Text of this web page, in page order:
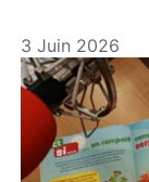
3 Juin 2026